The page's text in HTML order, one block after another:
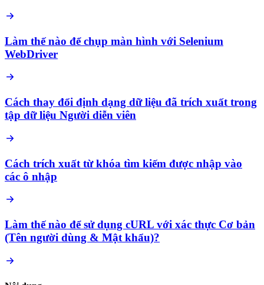
Làm thế nào để chụp màn hình với Selenium
WebDriver
Cách thay đổi định dạng dữ liệu đã trích xuất trong
tập dữ liệu Người diễn viên
Cách trích xuất từ khóa tìm kiếm được nhập vào
các ô nhập
Làm thế nào để sử dụng cURL với xác thực Cơ bản
(Tên người dùng & Mật khẩu)?